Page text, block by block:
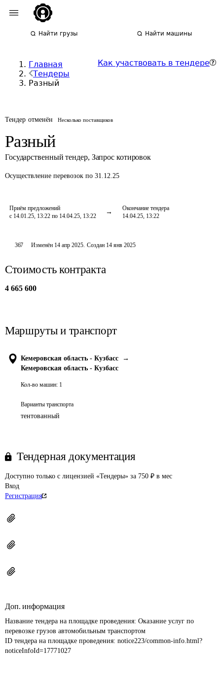
Найти грузы Найти машины
Главная
Тендеры
Разный
Как участвовать в тендере
Тендер отменён Несколько поставщиков
Разный
Государственный тендер, Запрос котировок
Осуществление перевозок по 31.12.25
Приём предложений
с 14.01.25, 13:22 по 14.04.25, 13:22
Окончание тендера
14.04.25, 13:22
367 Изменён 14 апр 2025. Создан 14 янв 2025
Стоимость контракта
4 665 600
Маршруты и транспорт
Кемеровская область - Кузбасс
→
Кемеровская область - Кузбасс
Кол-во машин: 1
Варианты транспорта
тентованный
Тендерная документация
Доступно только с лицензией «Тендеры» за 750 ₽ в мес
Вход
Регистрация
Доп. информация
Название тендера на площадке проведения: Оказание услуг по
перевозке грузов автомобильным транспортом
ID тендера на площадке проведения: notice223/common-info.html?
noticeInfoId=17771027